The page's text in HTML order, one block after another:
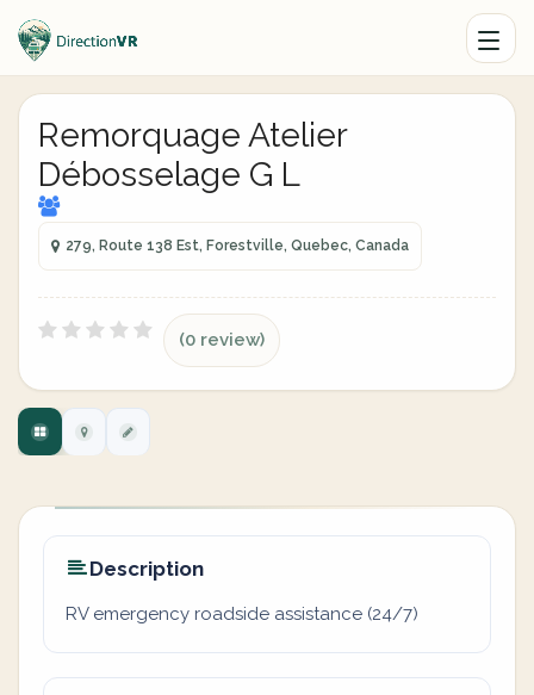
Remorquage Atelier
Débosselage G L
279, Route 138 Est, Forestville, Quebec, Canada
(0 review)
Description
RV emergency roadside assistance (24/7)